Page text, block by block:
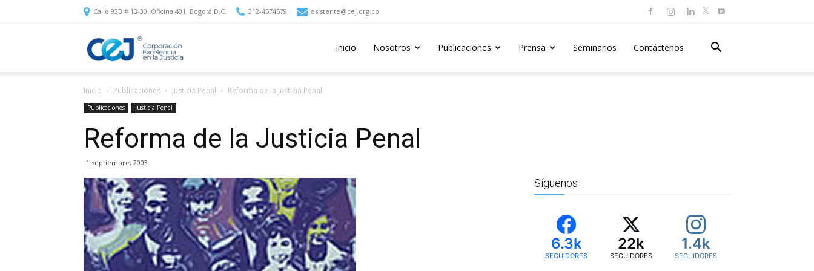
Calle 93B # 13-30. Oficina 401. Bogotá D.C. 312-4574579 asistente@cej.org.co
Excelencia
en
la
Justicia
Inicio Nosotros Publicaciones Prensa Seminarios Contáctenos
Inicio Publicaciones Justicia Penal Reforma de la Justicia Penal
Publicaciones Justicia Penal
Reforma de la Justicia Penal
1 septiembre, 2003
Síguenos
6.3k
SEGUIDORES
22k
SEGUIDORES
1.4k
SEGUIDORES